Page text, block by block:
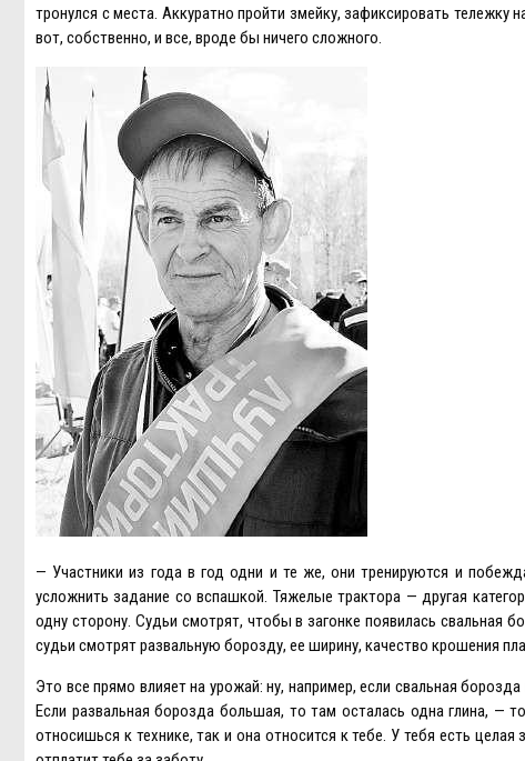
тронулся с места. Аккуратно пройти змейку, зафиксировать тележку
вот, собственно, и все, вроде бы ничего сложного.
— Участники из года в год одни и те же, они тренируются и
усложнить задание со вспашкой. Тяжелые трактора — другая
одну сторону. Судьи смотрят, чтобы в загонке появилась свальная
судьи смотрят развальную борозду, ее ширину, качество крошения
Это все прямо влияет на урожай: ну, например, если свальная
Eсли развальная борозда большая, то там осталась одна глина, —
относишься к технике, так и она относится к тебе. У тебя есть